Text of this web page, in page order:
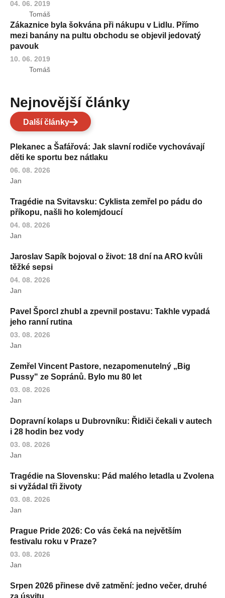
04. 06. 2019
Tomáš
Zákaznice byla šokvána při nákupu v Lidlu. Přímo
mezi banány na pultu obchodu se objevil jedovatý
pavouk
10. 06. 2019
Tomáš
Nejnovější články
Další články
Plekanec a Šafářová: Jak slavní rodiče vychovávají
děti ke sportu bez nátlaku
06. 08. 2026
Jan
Tragédie na Svitavsku: Cyklista zemřel po pádu do
příkopu, našli ho kolemjdoucí
04. 08. 2026
Jan
Jaroslav Sapík bojoval o život: 18 dní na ARO kvůli
těžké sepsi
04. 08. 2026
Jan
Pavel Šporcl zhubl a zpevnil postavu: Takhle vypadá
jeho ranní rutina
03. 08. 2026
Jan
Zemřel Vincent Pastore, nezapomenutelný „Big
Pussy" ze Sopránů. Bylo mu 80 let
03. 08. 2026
Jan
Dopravní kolaps u Dubrovníku: Řidiči čekali v autech
i 28 hodin bez vody
03. 08. 2026
Jan
Tragédie na Slovensku: Pád malého letadla u Zvolena
si vyžádal tři životy
03. 08. 2026
Jan
Prague Pride 2026: Co vás čeká na největším
festivalu roku v Praze?
03. 08. 2026
Jan
Srpen 2026 přinese dvě zatmění: jedno večer, druhé
za úsvitu